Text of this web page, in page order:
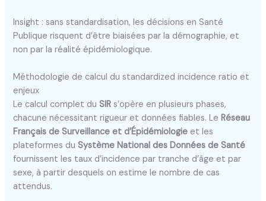
Insight : sans standardisation, les décisions en Santé
Publique risquent d’être biaisées par la démographie, et
non par la réalité épidémiologique.
Méthodologie de calcul du standardized incidence ratio et
enjeux
Le calcul complet du SIR s’opère en plusieurs phases,
chacune nécessitant rigueur et données fiables. LeRéseau
Français de Surveillance et d’Épidémiologie et les
plateformes du Système National des Données de Santé
fournissent les taux d’incidence par tranche d’âge et par
sexe, à partir desquels on estime le nombre de cas
attendus.